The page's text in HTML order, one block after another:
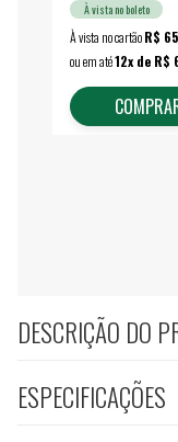
À vista no boleto
À vista no cartãoR$
ou em até12x de R$
DESCRIÇÃO DO
ESPECIFICAÇÕES